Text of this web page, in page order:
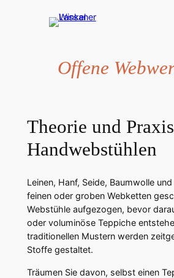
Offene
Theorie und
Handwebstühlen
Leinen, Hanf, Seide, Baumwolle
feinen oder groben Webketten
Webstühle aufgezogen, bevor
oder voluminöse Teppiche
traditionellen Mustern werden
Stoffe gestaltet.
Träumen Sie davon, selbst einen